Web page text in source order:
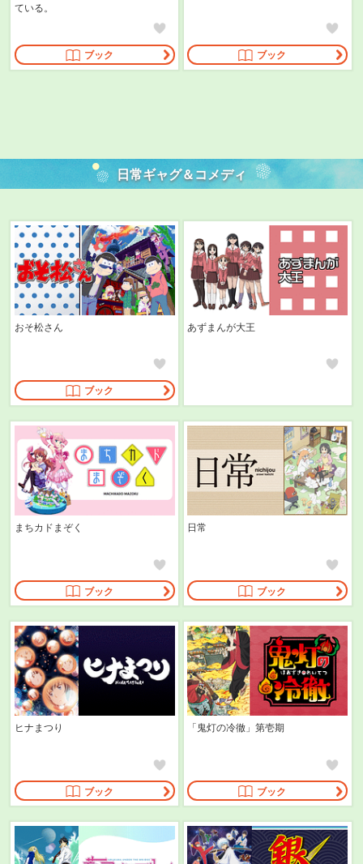
ている。
ブック ブック
日常ギャグ＆コメディ
おそ松さん
ブック
あずまんが大王
まちカドまぞく
ブック
日常
ブック
ヒナまつり
ブック
「鬼灯の冷徹」第壱期
ブック